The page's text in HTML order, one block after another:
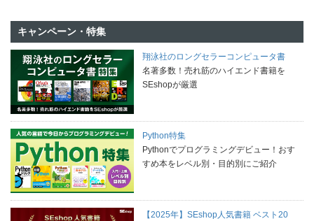
キャンペーン・特集
翔泳社のロングセラーコンピュータ書
名著多数！売れ筋のハイエンド書籍を
SEshopが厳選
Python特集
Pythonでプログラミングデビュー！おす
すめ本をレベル別・目的別にご紹介
【2025年】SEshop人気書籍 ベスト20